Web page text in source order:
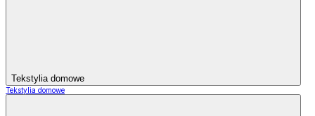
Tekstylia domowe
Tekstylia domowe